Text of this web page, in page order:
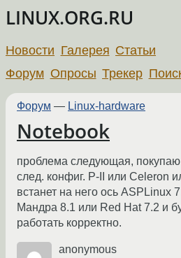
LINUX.ORG.RU
Новости Галерея Статьи
Форум Опросы Трекер
Форум — Linux-hardware
Notebook
проблема следующая, покупаю
след. конфиг. P-II или Celeron
встанет на него ось ASPLinux
Мандра 8.1 или Red Hat 7.2 и
работать корректно.
anonymous